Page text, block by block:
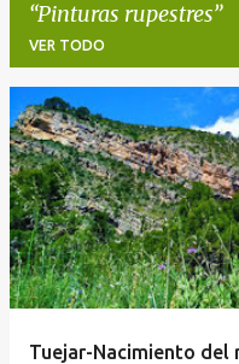
Pinturas rupestres
VER TODO
E
n
t
r
a
d
Tuejar-Nacimiento del